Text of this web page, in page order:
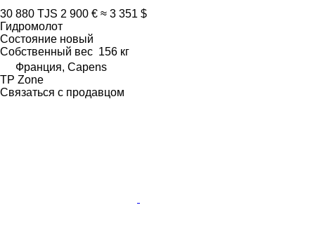
30 880 TJS 2 900 € ≈ 3 351 $
Гидромолот
Состояние новый
Собственный вес 156 кг
Франция, Capens
TP Zone
Связаться с продавцом